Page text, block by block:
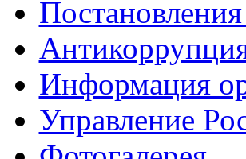
Информация
Управление